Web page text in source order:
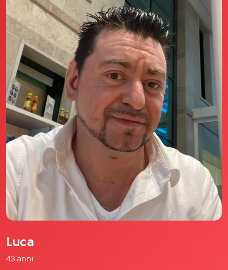
Le testimonianze Club di Più
La fondatrice Valeria Pilla
Annunci Donne
Agenzia matrimoniale Club di Più
Love Notebook
Il libro Donna di Cuori
Quanto costa Club di Più
Love Academy
Domande Frequenti
Impegno Sociale
Le nostre sedi
Facebook
YouTube
Instagram
TikTok
Luca
43 anni